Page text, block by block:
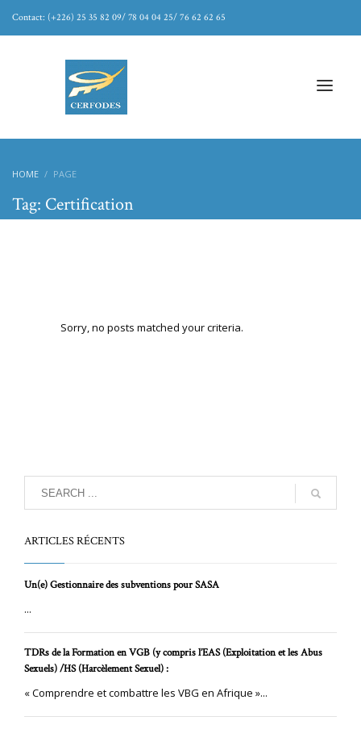
Contact: (+226) 25 35 82 09/ 78 04 04 25/ 76 62 62 65
HOME PAGE
Tag: Certification
Sorry, no posts matched your criteria.
ARTICLES RÉCENTS
Un(e) Gestionnaire des subventions pour SASA
...
TDRs de la Formation en VGB (y compris l’EAS (Exploitation et les Abus
Sexuels) /HS (Harcèlement Sexuel) :
« Comprendre et combattre les VBG en Afrique »...